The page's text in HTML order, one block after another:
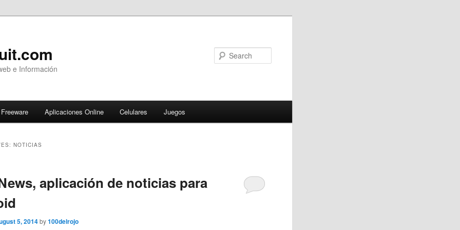
e Información
Freeware Aplicaciones Online Celulares Juegos
NOTICIAS
aplicación de noticias para
5, 2014 by100delrojo